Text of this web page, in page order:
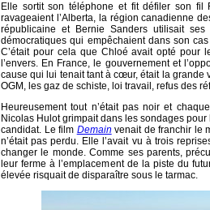
Elle sortit son téléphone et fit défiler son fil
ravageaient l’Alberta, la région canadienne
républicaine et Bernie Sanders utilisait
démocratiques qui empêchaient dans son
C’était pour cela que Chloé avait opté pour
l’envers. En France, le gouvernement et
cause qui lui tenait tant à cœur, était la grande
OGM, les gaz de schiste, loi travail, refus des
Heureusement tout n’était pas noir et
Nicolas Hulot grimpait dans les sondages
candidat. Le film Demain venait de franchir le
n’était pas perdu. Elle l’avait vu à trois
changer le monde. Comme ses parents,
leur ferme à l’emplacement de la piste du
élevée risquait de disparaître sous le tarmac.